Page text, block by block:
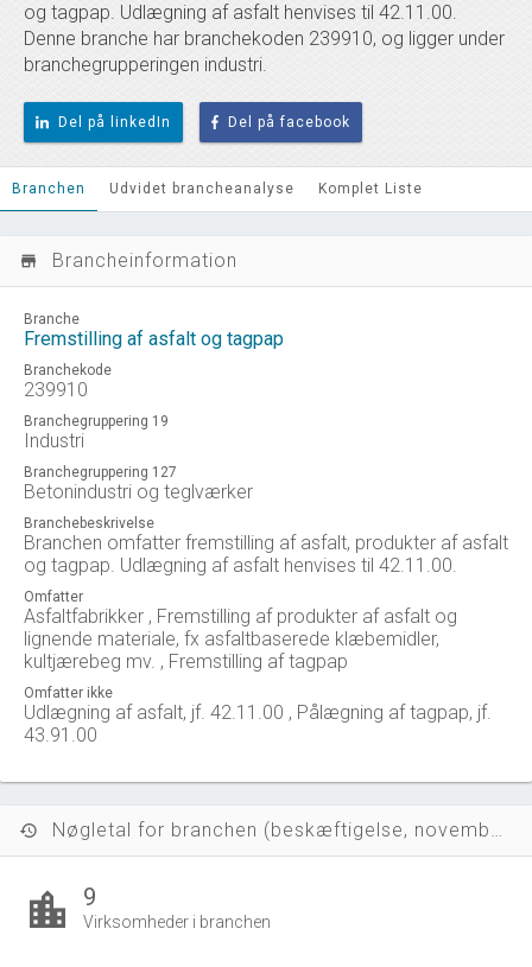
og tagpap. Udlægning af asfalt henvises til 42.11.00.
Denne branche har branchekoden 239910, og ligger under
branchegrupperingen industri.
Del på linkedIn Del på facebook
Branchen Udvidet brancheanalyse Komplet Liste
store_mall_directory Brancheinformation
Branche
Fremstilling af asfalt og tagpap
Branchekode
239910
Branchegruppering 19
Industri
Branchegruppering 127
Betonindustri og teglværker
Branchebeskrivelse
Branchen omfatter fremstilling af asfalt, produkter af asfalt
og tagpap. Udlægning af asfalt henvises til 42.11.00.
Omfatter
Asfaltfabrikker , Fremstilling af produkter af asfalt og
lignende materiale, fx asfaltbaserede klæbemidler,
kultjærebeg mv. , Fremstilling af tagpap
Omfatter ikke
Udlægning af asfalt, jf. 42.11.00 , Pålægning af tagpap, jf.
43.91.00
history Nøgletal for branchen (beskæftigelse, november 2023)
location_city 9
Virksomheder i branchen